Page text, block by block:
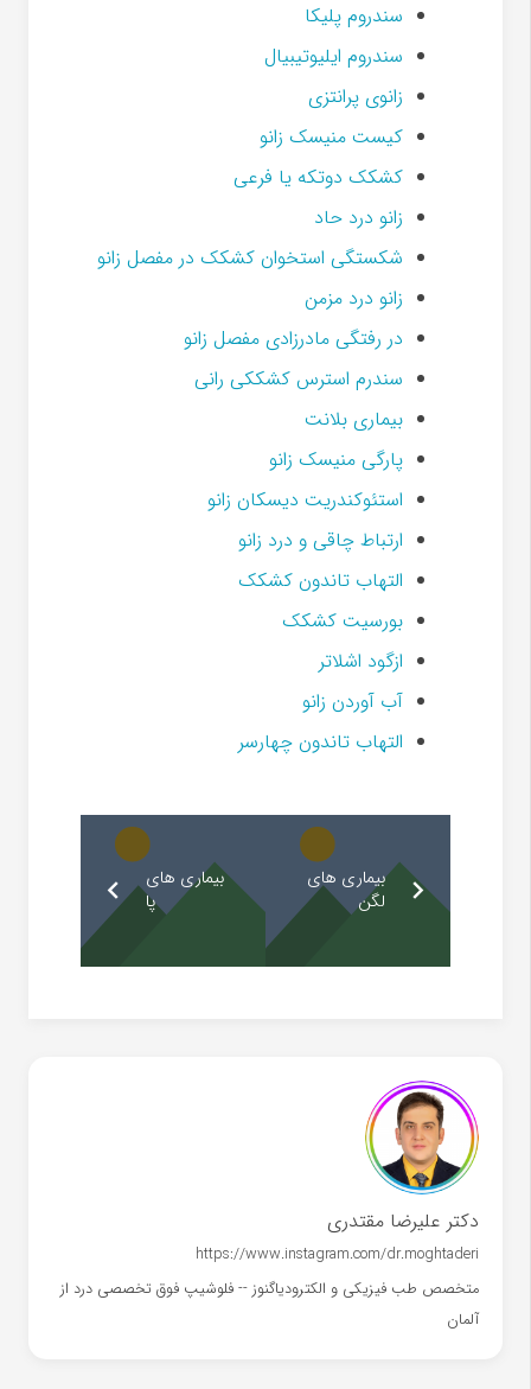
سندروم پلیکا
سندروم ایلیوتیبیال
زانوی پرانتزی
کیست منیسک زانو
کشکک دوتکه یا فرعی
زانو درد حاد
شکستگی استخوان کشکک در مفصل زانو
زانو درد مزمن
در رفتگی مادرزادی مفصل زانو
سندرم استرس کشککی رانی
بیماری بلانت
پارگی منیسک زانو
استئوکندریت دیسکان زانو
ارتباط چاقی و درد زانو
التهاب تاندون کشکک
بورسیت کشکک
ازگود اشلاتر
آب آوردن زانو
التهاب تاندون چهارسر
بیماری های
پا
بیماری های
لگن
دکتر علیرضا مقتدری
https://www.instagram.com/dr.moghtaderi
متخصص طب فیزیکی و الکترودیاگنوز -- فلوشیپ فوق تخصصی درد از
آلمان